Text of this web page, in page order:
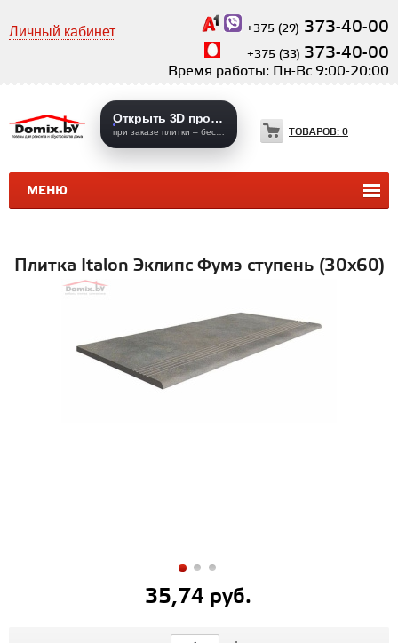
Личный кабинет +375 (29) 373-40-00
+375 (33) 373-40-00
Время работы: Пн-Вс 9:00-20:00
МЕНЮ
Открыть 3D проекты
ТОВАРОВ: 0
КЕРАМИЧЕСКАЯ ПЛИТКА
Плитка Italon Эклипс Фумэ ступень (30x60)
35,74 руб.